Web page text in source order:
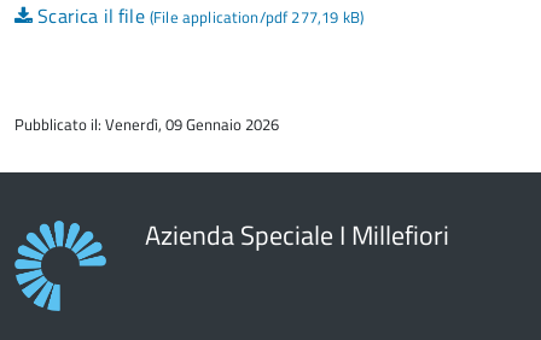
Scarica il file (File application/pdf 277,19 kB)
Pubblicato il: Venerdì, 09 Gennaio 2026
Azienda Speciale I Millefiori